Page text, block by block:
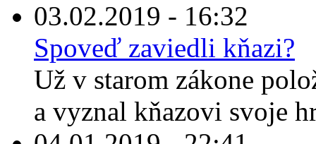
03.02.2019 - 16:32
Spoveď zaviedli kňazi?
Už v starom zákone
a vyznal kňazovi svoje